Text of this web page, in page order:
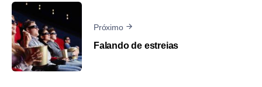
Próximo
Falando de estreias